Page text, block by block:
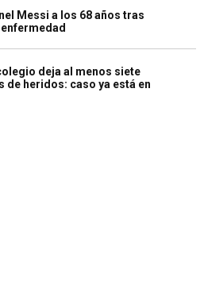
Messi a los 68 años tras
deja al menos siete
de heridos: caso ya está en